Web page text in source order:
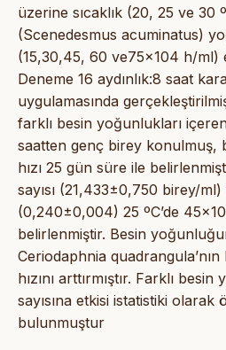
üzerine sıcaklık (20, 25 ve 30
(Scenedesmus acuminatus)
(15,30,45, 60 ve75x104 h/ml)
Deneme 16 aydınlık:8 saat
uygulamasında
farklı besin yoğunlukları
saatten genç birey konulmuş,
hızı 25 gün süre ile
sayısı (21,433±0,750 birey/ml)
(0,240±0,004) 25 ºC’de
belirlenmiştir. Besin
Ceriodaphnia quadrangula’nın
hızını arttırmıştır. Farklı
sayısına etkisi istatistiki
bulunmuştur